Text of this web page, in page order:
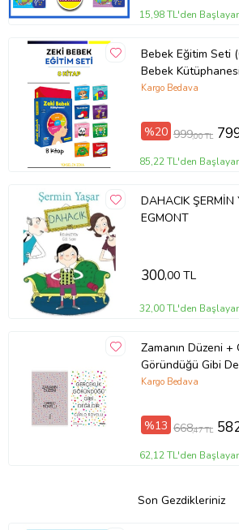
15,98 TL'den
Bebek Eğitim Seti
Bebek
Kargo Bedava
%20 999,00 TL
85,22 TL'den
DAHACIK
EGMONT
300,00 TL
32,00 TL'den
Zamanın Düzeni +
Göründüğü Gibi
- Iş Bankası Özel
Kargo Bedava
%13 668,47 TL
62,12 TL'den
Son Gezdikleriniz